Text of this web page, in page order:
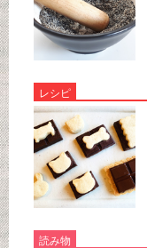
レシピ
読み物